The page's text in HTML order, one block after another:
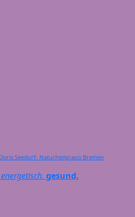
Seedorf- Naturheilpraxis Bremen
energetisch. gesund.